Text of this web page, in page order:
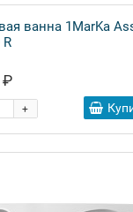
ванна 1MarKa
R
₽
+